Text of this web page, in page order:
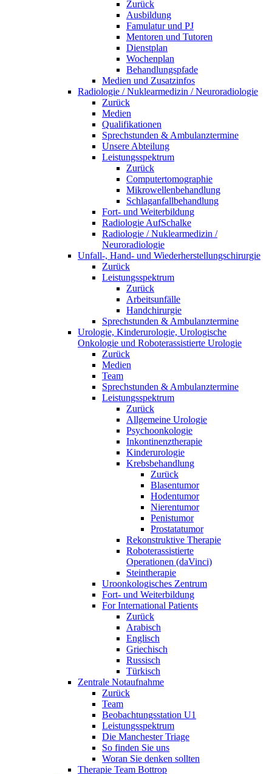
Zurück
Ausbildung
Famulatur und PJ
Mentoren und Tutoren
Dienstplan
Wochenplan
Behandlungspfade
Medien und Zusatzinfos
Radiologie / Nuklearmedizin / Neuroradiologie
Zurück
Medien
Qualifikationen
Sprechstunden & Ambulanztermine
Unsere Abteilung
Leistungsspektrum
Zurück
Computertomographie
Mikrowellenbehandlung
Schlaganfallbehandlung
Fort- und Weiterbildung
Radiologie AufSchalke
Radiologie / Nuklearmedizin /
Neuroradiologie
Unfall-, Hand- und Wiederherstellungschirurgie
Zurück
Leistungsspektrum
Zurück
Arbeitsunfälle
Handchirurgie
Sprechstunden & Ambulanztermine
Urologie, Kinderurologie, Urologische
Onkologie und Roboterassistierte Urologie
Zurück
Medien
Team
Sprechstunden & Ambulanztermine
Leistungsspektrum
Zurück
Allgemeine Urologie
Psychoonkologie
Inkontinenztherapie
Kinderurologie
Krebsbehandlung
Zurück
Blasentumor
Hodentumor
Nierentumor
Penistumor
Prostatatumor
Rekonstruktive Therapie
Roboterassistierte
Operationen (daVinci)
Steintherapie
Uroonkologisches Zentrum
Fort- und Weiterbildung
For International Patients
Zurück
Arabisch
Englisch
Griechisch
Russisch
Türkisch
Zentrale Notaufnahme
Zurück
Team
Beobachtungsstation U1
Leistungsspektrum
Die Manchester Triage
So finden Sie uns
Woran Sie denken sollten
Therapie Team Bottrop